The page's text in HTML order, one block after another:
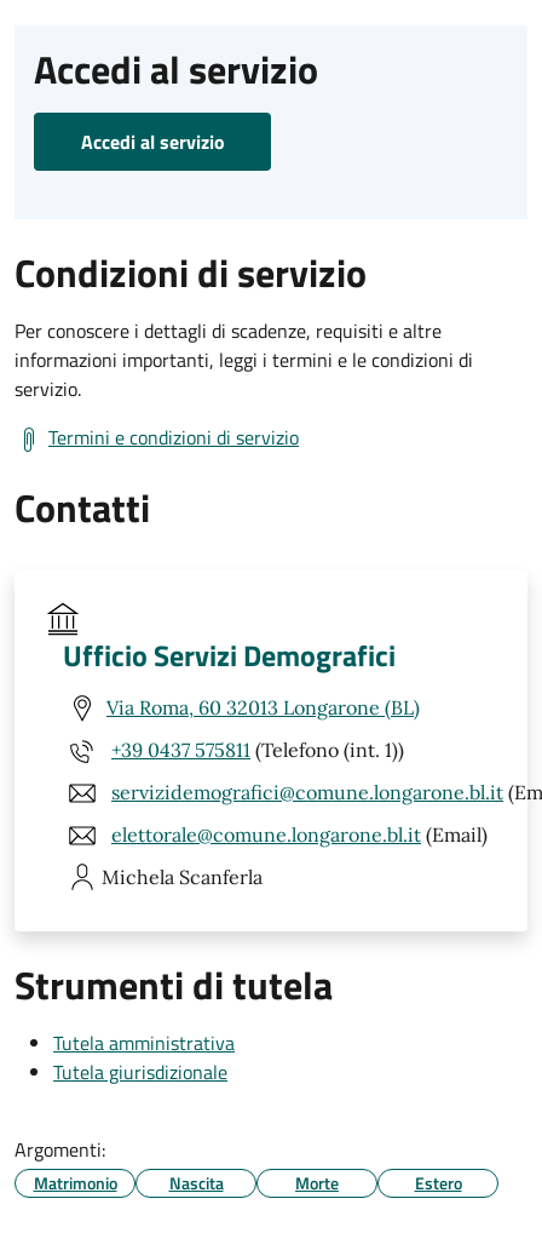
Accedi al servizio
Accedi al servizio
Condizioni di servizio
Per conoscere i dettagli di scadenze, requisiti e altre
informazioni importanti, leggi i termini e le condizioni di
servizio.
Termini e condizioni di servizio
Contatti
Ufficio Servizi Demografici
Via Roma, 60 32013 Longarone (BL)
+39 0437 575811 (Telefono (int. 1))
servizidemografici@comune.longarone.bl.it
elettorale@comune.longarone.bl.it (Email)
Michela Scanferla
Strumenti di tutela
Tutela amministrativa
Tutela giurisdizionale
Argomenti:
Matrimonio Nascita Morte Estero